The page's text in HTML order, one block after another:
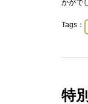
かがで
Tags：
特